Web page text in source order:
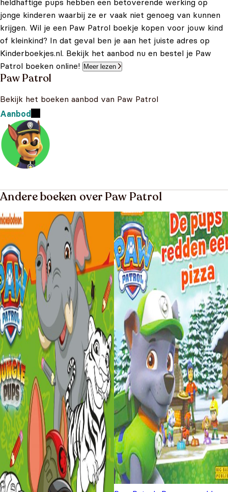
heldhaftige pups hebben een betoverende werking op
jonge kinderen waarbij ze er vaak niet genoeg van kunnen
krijgen. Wil je een Paw Patrol boekje kopen voor jouw kind
of kleinkind? In dat geval ben je aan het juiste adres op
Kinderboekjes.nl. Bekijk het aanbod nu en bestel je Paw
Patrol boeken online!
Meer lezen
Paw Patrol
Bekijk het boeken aanbod van Paw Patrol
Aanbod
Andere boeken over Paw Patrol